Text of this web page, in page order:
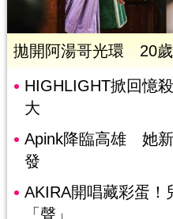
拋開阿湯哥光環 20
HIGHLIGHT掀回憶
大
Apink降臨高雄 她新
發
AKIRA開唱藏彩蛋！
「聲」